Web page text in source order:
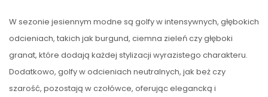
W sezonie jesiennym modne są golfy w intensywnych, głębokich
odcieniach, takich jak burgund, ciemna zieleń czy głęboki
granat, które dodają każdej stylizacji wyrazistego charakteru.
Dodatkowo, golfy w odcieniach neutralnych, jak beż czy
szarość, pozostają w czołówce, oferując elegancką i